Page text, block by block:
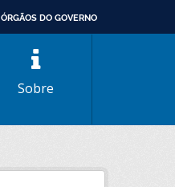
ÓRGÃOS DO GOVERNO
Sobre